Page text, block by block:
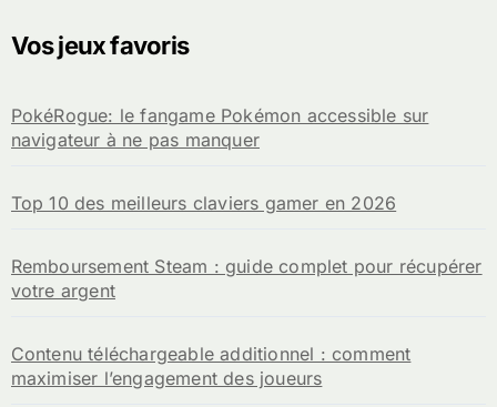
r
c
e
r
Vos jeux favoris
PokéRogue: le fangame Pokémon accessible sur
navigateur à ne pas manquer
Top 10 des meilleurs claviers gamer en 2026
Remboursement Steam : guide complet pour récupérer
votre argent
Contenu téléchargeable additionnel : comment
maximiser l’engagement des joueurs